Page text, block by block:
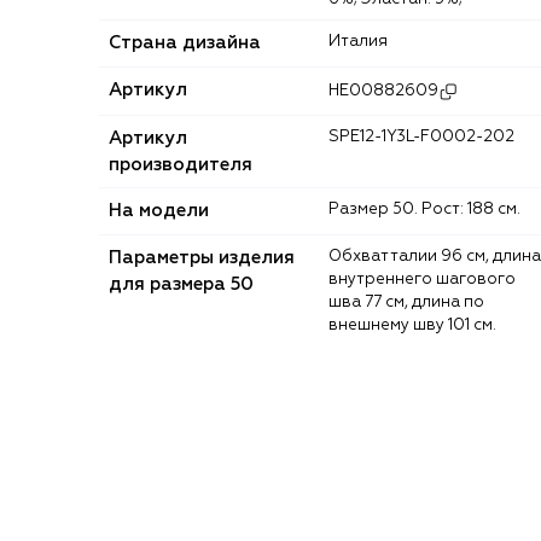
Страна дизайна Италия
Артикул HE00882609
Артикул
производителя
SPE12-1Y3L-F0002-202
На модели Размер 50. Рост: 188 см.
Параметры изделия
для размера 50
Обхват талии 96 см, длина
внутреннего шагового
шва 77 см, длина по
внешнему шву 101 см.